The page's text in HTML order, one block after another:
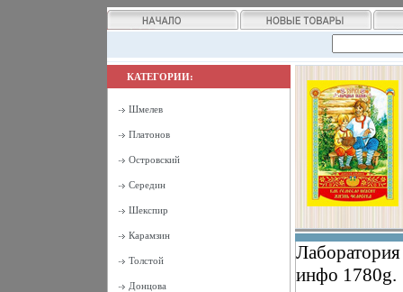
КАТЕГОРИИ:
Шмелев
Платонов
Островский
Середин
Шекспир
Карамзин
Толстой
Донцова
инфо 1780g.